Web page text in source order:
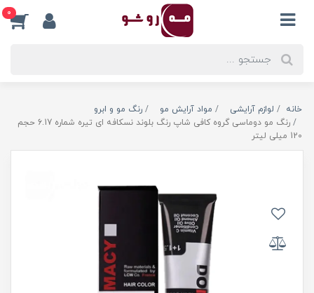
0
خانه لوازم آرایشی مواد آرایش مو
رنگ مو و ابرو
رنگ مو دوماسی گروه کافی شاپ رنگ بلوند نسکافه ای تیره شماره 6.17 حجم
120 میلی لیتر